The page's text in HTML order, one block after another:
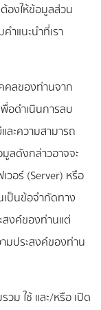
องให้ข้อมูลส่วน
ำแนะนำที่เรา
คลของท่านจาก
อดำเนินการลบ
ละความสามารถ
ลดังกล่าวอาจจะ
วอร์ (Server) หรือ
เป็นข้อจำกัดทาง
สงค์ของท่านแต่
ามประสงค์ของท่าน
ม ใช้ และ/หรือ เปิด